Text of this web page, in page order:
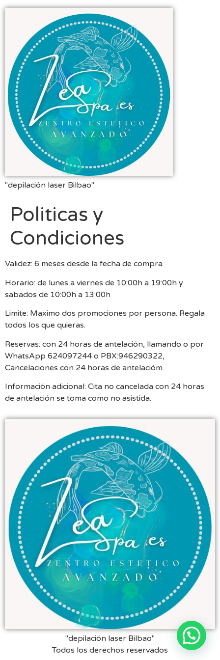
"depilación laser Bilbao"
Politicas y
Condiciones
Validez: 6 meses desde la fecha de compra
Horario: de lunes a viernes de 10:00h a 19:00h y
sabados de 10:00h a 13:00h
Limite: Maximo dos promociones por persona. Regala
todos los que quieras.
Reservas: con 24 horas de antelación, llamando o por
WhatsApp 624097244 o PBX:946290322,
Cancelaciones con 24 horas de antelacióm.
Información adicional: Cita no cancelada con 24 horas
de antelación se toma como no asistida.
"depilación laser Bilbao"
Todos los derechos reservados